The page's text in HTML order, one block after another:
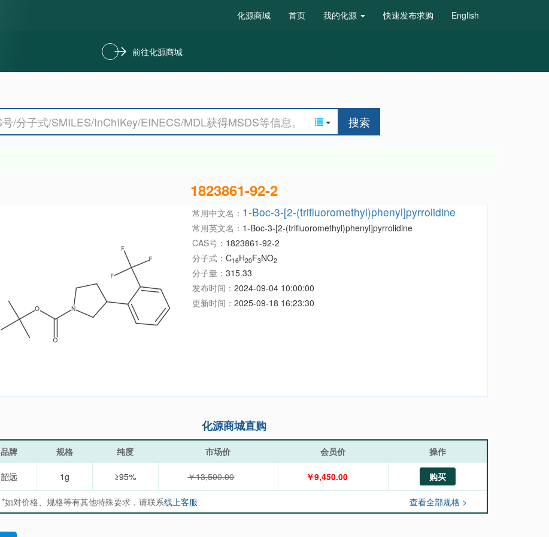
化源商城 首页 我的化源 快速发布求购 English
前往化源商城
搜索
1823861-92-2
常用中文名： 1-Boc-3-[2-(trifluoromethyl)phenyl]pyrrolidine
常用英文名： 1-Boc-3-[2-(trifluoromethyl)phenyl]pyrrolidine
CAS号： 1823861-92-2
分子式： C16H20F3NO2
分子量： 315.33
发布时间： 2024-09-04 10:00:00
更新时间： 2025-09-18 16:23:30
化源商城直购
品牌 规格 纯度 市场价 会员价 操作
韶远 1g ≥95% ￥13,500.00 ￥9,450.00 购买
*如对价格、规格等有其他特殊要求，请联系线上客服 查看全部规格 >